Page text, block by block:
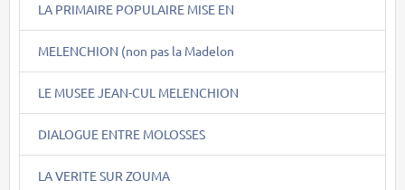
LA PRIMAIRE POPULAIRE MISE EN
MELENCHION (non pas la Madelon
LE MUSEE JEAN-CUL MELENCHION
DIALOGUE ENTRE MOLOSSES
LA VERITE SUR ZOUMA